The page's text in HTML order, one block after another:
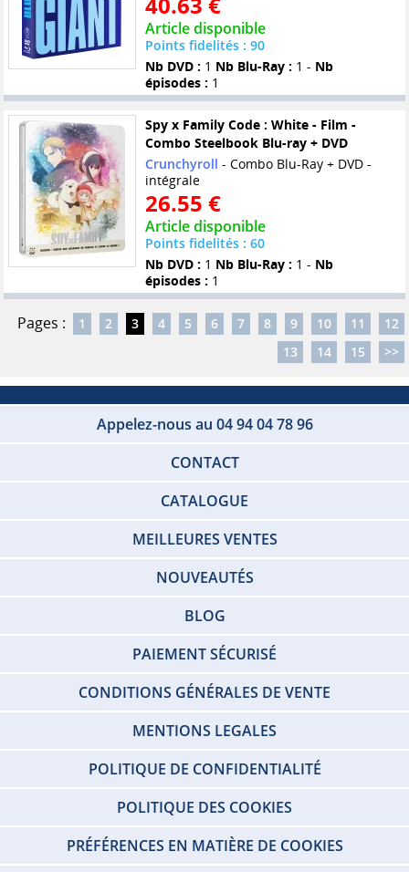
Article disponible
Points fidelités : 90
Nb DVD : 1 Nb Blu-Ray : 1 - Nb
épisodes : 1
Spy x Family Code : White - Film -
Combo Steelbook Blu-ray + DVD
Crunchyroll - Combo Blu-Ray + DVD -
intégrale
26.55 €
Article disponible
Points fidelités : 60
Nb DVD : 1 Nb Blu-Ray : 1 - Nb
épisodes : 1
Pages : 1 2 3 4 5 6 7 8 9 10 11
12
13
14 15 >>
Appelez-nous au 04 94 04 78 96
CONTACT
CATALOGUE
MEILLEURES VENTES
NOUVEAUTÉS
BLOG
PAIEMENT SÉCURISÉ
CONDITIONS GÉNÉRALES DE VENTE
MENTIONS LEGALES
POLITIQUE DE CONFIDENTIALITÉ
POLITIQUE DES COOKIES
PRÉFÉRENCES EN MATIÈRE DE COOKIES